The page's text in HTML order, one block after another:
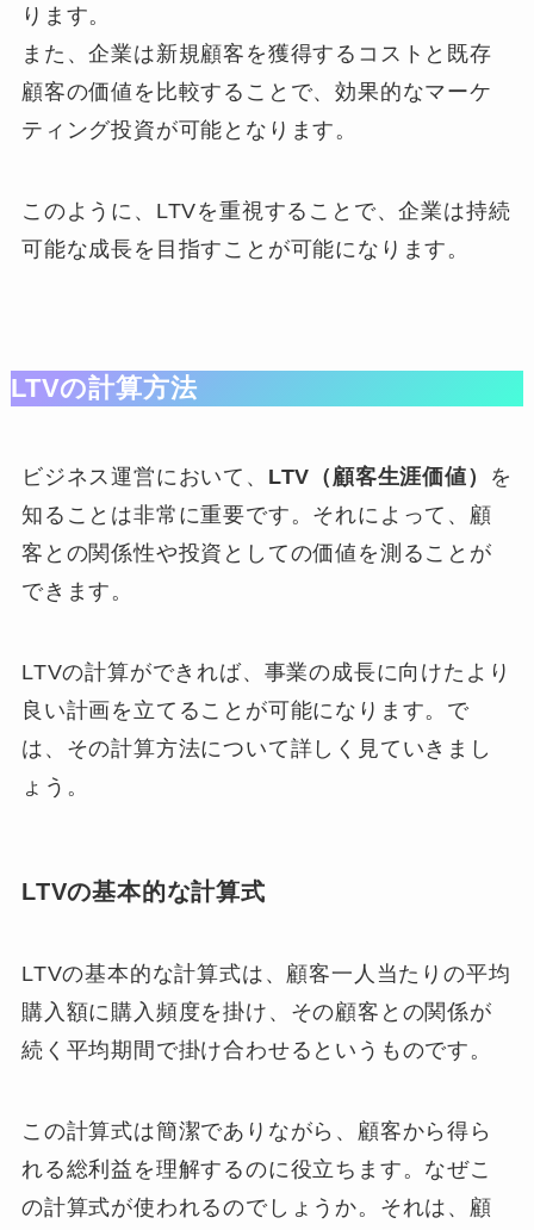
ります。
また、企業は新規顧客を獲得するコストと既存
顧客の価値を比較することで、効果的なマーケ
ティング投資が可能となります。
このように、LTVを重視することで、企業は持続
可能な成長を目指すことが可能になります。
LTVの計算方法
ビジネス運営において、 LTV（顧客生涯価値）
を
知ることは非常に重要です。それによって、顧
客との関係性や投資としての価値を測ることが
できます。
LTVの計算ができれば、事業の成長に向けたより
良い計画を立てることが可能になります。で
は、その計算方法について詳しく見ていきまし
ょう。
LTVの基本的な計算式
LTVの基本的な計算式は、顧客一人当たりの平均
購入額に購入頻度を掛け、その顧客との関係が
続く平均期間で掛け合わせるというものです。
この計算式は簡潔でありながら、顧客から得ら
れる総利益を理解するのに役立ちます。なぜこ
の計算式が使われるのでしょうか。それは、顧